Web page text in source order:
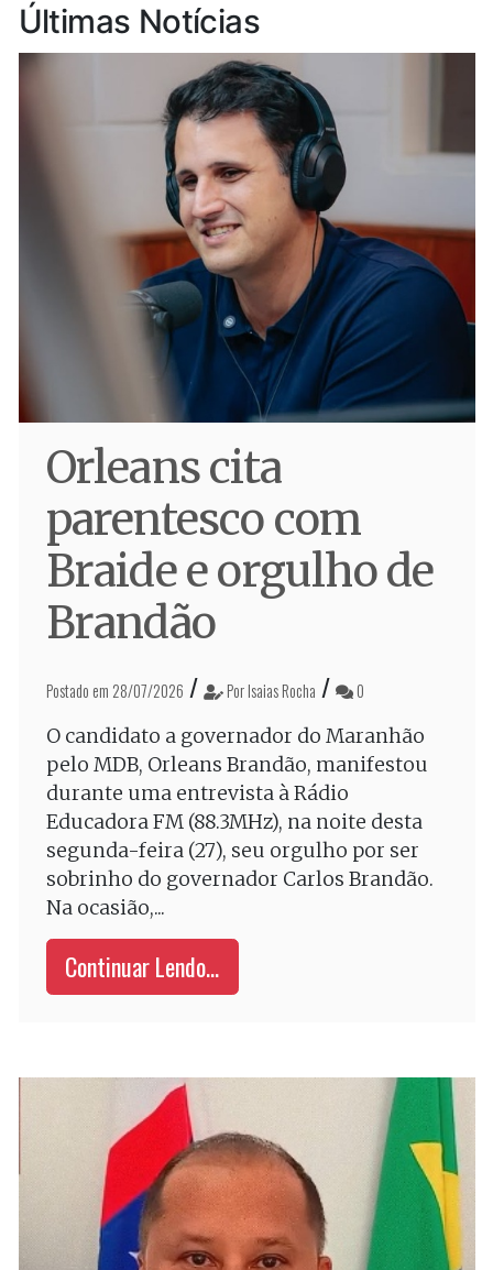
Últimas Notícias
Orleans cita
parentesco com
Braide e orgulho de
Brandão
Postado em 28/07/2026 / Por Isaias Rocha / 0
O candidato a governador do Maranhão
pelo MDB, Orleans Brandão, manifestou
durante uma entrevista à Rádio
Educadora FM (88.3MHz), na noite desta
segunda-feira (27), seu orgulho por ser
sobrinho do governador Carlos Brandão.
Na ocasião,...
Continuar Lendo...